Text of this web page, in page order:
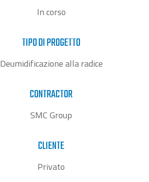
In corso
TIPO DI PROGETTO
Deumidificazione alla radice
CONTRACTOR
SMC Group
CLIENTE
Privato